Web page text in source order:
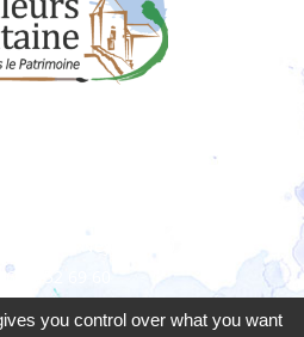
- 10 rue Ney - 33200 Bordeaux
06 08 52 69 60
you control over what you want